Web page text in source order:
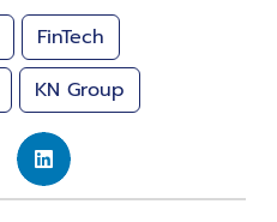
FinTech
KN Group